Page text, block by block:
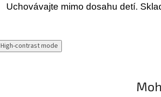
Uchovávajte mimo dosahu detí.
High-contrast mode